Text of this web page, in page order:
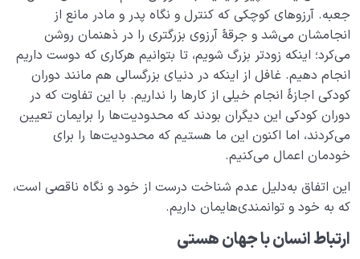
نظام محبتی انسان 0/20
هدف خلقت و جایگاه انسان 0/7
نقش الگو در حیات انسان 0/18
نسبت دنیا به آخرت 0/24
مرگ یا تولد؟
دنیا؛ باشگاه انسان‌سازی
جعبه. آرزوهای کوچکی که کنترل و نگاه پدر و مادر مانع از
انجامشان می‌شد و جرقۀ آرزوی بزرگتری را در ذهنمان روشن
می‌کرد؛ اینکه زودتر بزرگ شویم، تا بتوانیم هرکاری که دوست داریم
انجام دهیم. غافل از اینکه در دنیای بزرگسالی هم مانند دوران
کودکی اجازۀ انجام خیلی از کارها را نداریم. با این تفاوت که در
دوران کودکی این دیگران بودند که محدودیت‌­ها را برایمان تعیین
می‌­کردند، اما اکنون این ما هستیم که محدودیت­‌ها را برای
خودمان اعمال می­‌کنیم.
این اتفاق به‌دلیل عدم شناخت درست از خود و نگاه ناقصی است،
که به خود و توانمندی‌هایمان داریم.
ارتباط انسان با جهان هستی